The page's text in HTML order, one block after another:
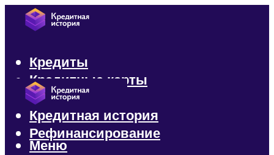
Кредиты
Кредитные карты
Микрозаймы
Кредитная история
Рефинансирование
Меню